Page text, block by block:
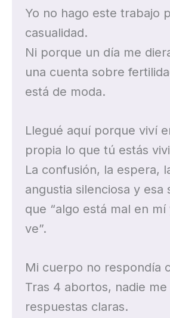
Yo no hago este trabajo
casualidad.
Ni porque un día me
una cuenta sobre
está de moda.
Llegué aquí porque viví
propia lo que tú estás
La confusión, la espera,
angustia silenciosa y esa
que “algo está mal en mí
ve”.
Mi cuerpo no respondía
Tras 4 abortos, nadie me
respuestas claras.